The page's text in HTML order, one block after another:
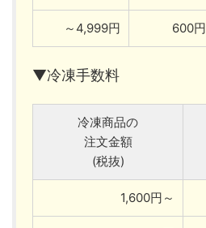
～4,999円 600円
▼冷凍手数料
冷凍商品の
注文金額
(税抜)
1,600円～